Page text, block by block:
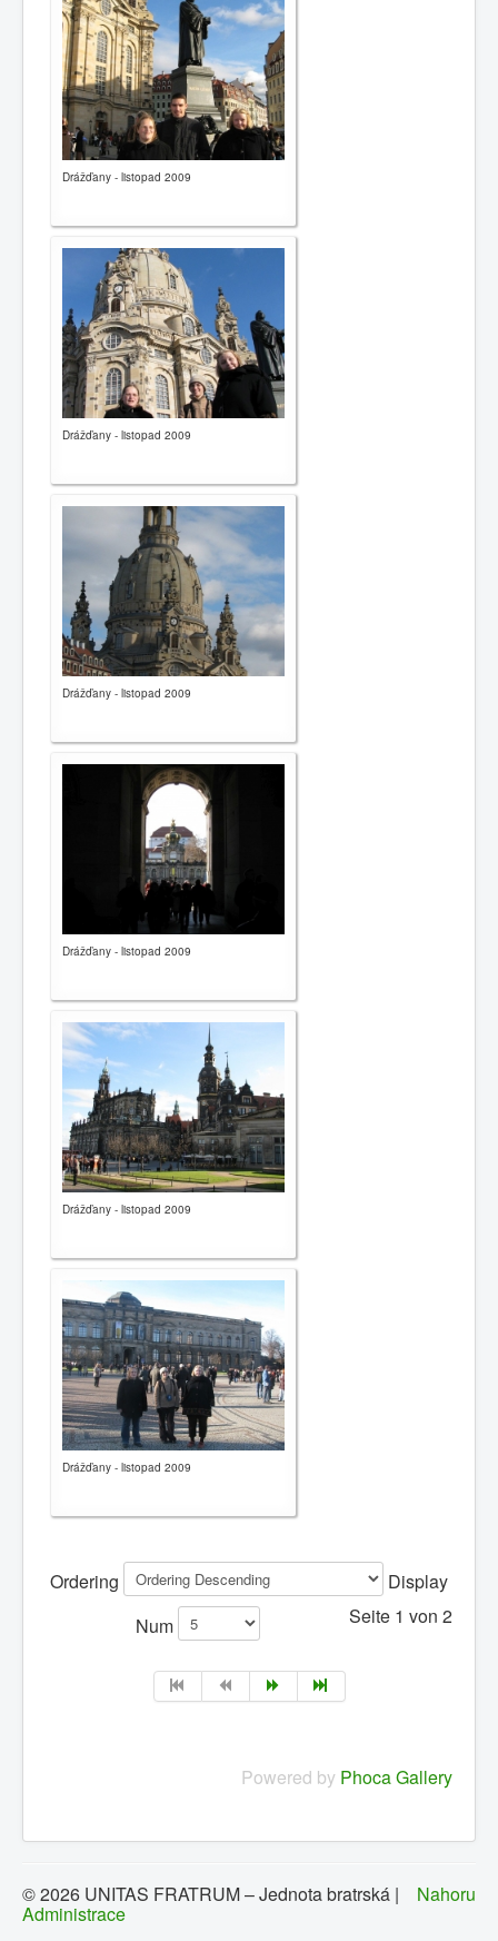
Drážďany - listopad 2009
Drážďany - listopad 2009
Drážďany - listopad 2009
Drážďany - listopad 2009
Drážďany - listopad 2009
Drážďany - listopad 2009
Ordering
Display
Num
Seite 1 von 2
Powered by Phoca Gallery
Nahoru
© 2026 UNITAS FRATRUM – Jednota bratrská |
Administrace